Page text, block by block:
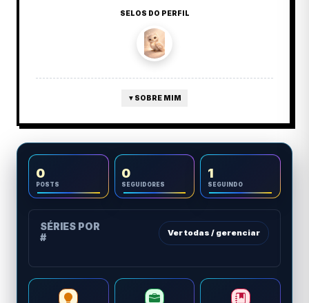
SELOS DO PERFIL
▼ SOBRE MIM
0
POSTS
0
SEGUIDORES
1
SEGUINDO
SÉRIES POR
#
Ver todas / gerenciar